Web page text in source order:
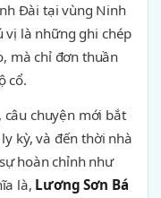
Đài tại vùng Ninh
vị là những ghi chép
mà chỉ đơn thuần
cổ.
câu chuyện mới bắt
kỳ, và đến thời nhà
hoàn chỉnh như
là, Lương Sơn Bá